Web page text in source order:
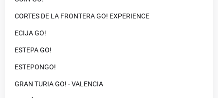
CORTES DE LA FRONTERA GO! EXPERIENCE
ECIJA GO!
ESTEPA GO!
ESTEPONGO!
GRAN TURIA GO! - VALENCIA